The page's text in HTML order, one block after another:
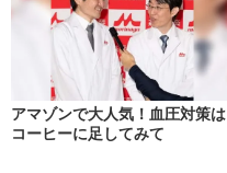
アマゾンで大人気！血圧対策は
コーヒーに足してみて